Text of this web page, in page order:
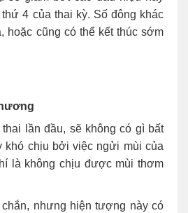
4 của thai kỳ. Số đông khác
hoặc cũng có thể kết thúc sớm
lần đầu, sẽ không có gì bất
khó chịu bởi việc ngửi mùi của
là không chịu được mùi thơm
chắn, nhưng hiện tượng này có